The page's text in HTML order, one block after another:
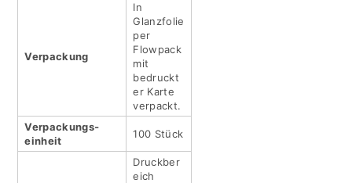
Verpackung
In
Glanzfolie
per
Flowpack
mit
bedruckt
er Karte
verpackt.
Verpackungs­
einheit
100 Stück
Druckber
eich